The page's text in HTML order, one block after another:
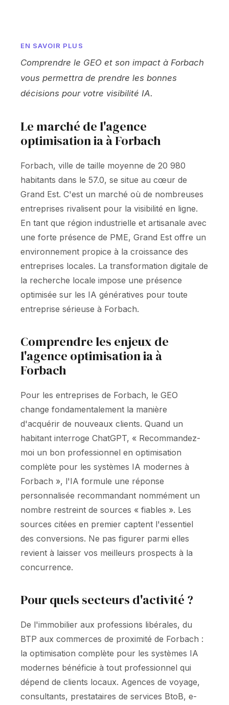
EN SAVOIR PLUS
Comprendre le GEO et son impact à Forbach
vous permettra de prendre les bonnes
décisions pour votre visibilité IA.
Le marché de l'agence
optimisation ia à Forbach
Forbach, ville de taille moyenne de 20 980
habitants dans le 57.0, se situe au cœur de
Grand Est. C'est un marché où de nombreuses
entreprises rivalisent pour la visibilité en ligne.
En tant que région industrielle et artisanale avec
une forte présence de PME, Grand Est offre un
environnement propice à la croissance des
entreprises locales. La transformation digitale de
la recherche locale impose une présence
optimisée sur les IA génératives pour toute
entreprise sérieuse à Forbach.
Comprendre les enjeux de
l'agence optimisation ia à
Forbach
Pour les entreprises de Forbach, le GEO
change fondamentalement la manière
d'acquérir de nouveaux clients. Quand un
habitant interroge ChatGPT, « Recommandez-
moi un bon professionnel en optimisation
complète pour les systèmes IA modernes à
Forbach », l'IA formule une réponse
personnalisée recommandant nommément un
nombre restreint de sources « fiables ». Les
sources citées en premier captent l'essentiel
des conversions. Ne pas figurer parmi elles
revient à laisser vos meilleurs prospects à la
concurrence.
Pour quels secteurs d'activité ?
De l'immobilier aux professions libérales, du
BTP aux commerces de proximité de Forbach :
la optimisation complète pour les systèmes IA
modernes bénéficie à tout professionnel qui
dépend de clients locaux. Agences de voyage,
consultants, prestataires de services BtoB, e-